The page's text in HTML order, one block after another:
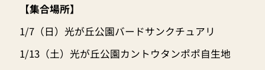
【集合場所】
1/7（日）光が丘公園バードサンクチュアリ
1/13（土）光が丘公園カントウタンポポ自生地